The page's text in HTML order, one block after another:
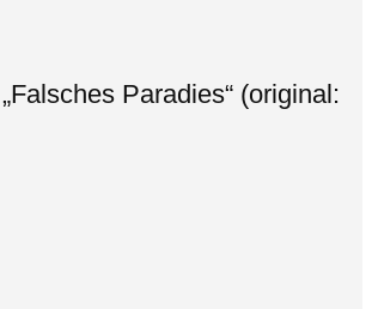
Paradies“ (original: